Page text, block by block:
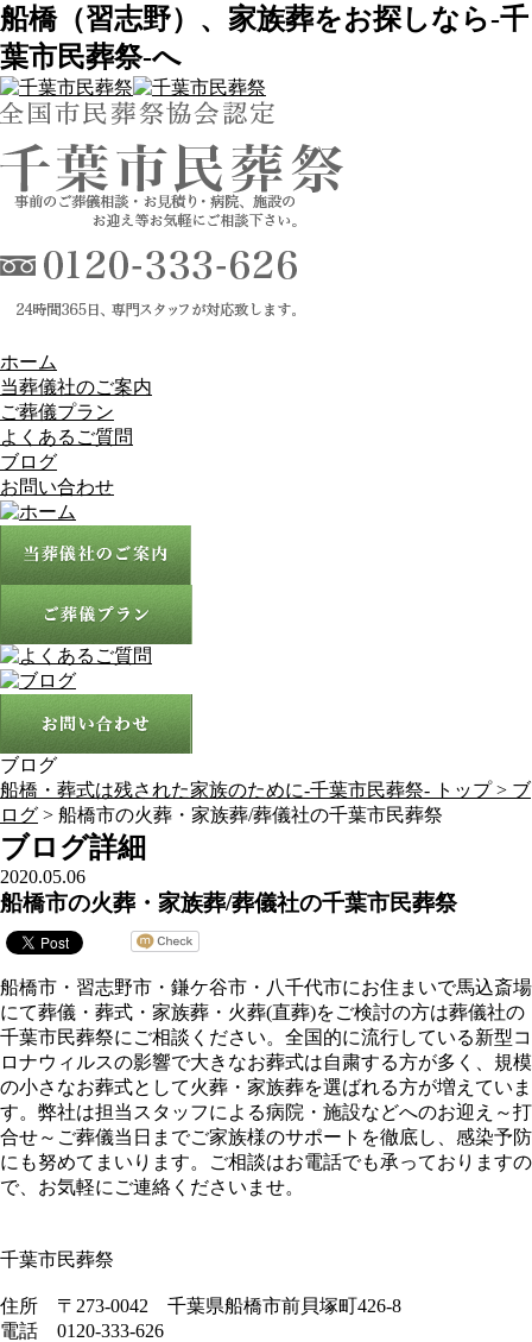
船橋（習志野）、家族葬をお探しなら-千
葉市民葬祭-へ
ホーム
当葬儀社のご案内
ご葬儀プラン
よくあるご質問
ブログ
お問い合わせ
ブログ
船橋・葬式は残された家族のために-千葉市民葬祭- トップ > ブ
ログ > 船橋市の火葬・家族葬/葬儀社の千葉市民葬祭
ブログ詳細
2020.05.06
船橋市の火葬・家族葬/葬儀社の千葉市民葬祭
船橋市・習志野市・鎌ケ谷市・八千代市にお住まいで馬込斎場
にて葬儀・葬式・家族葬・火葬(直葬)をご検討の方は葬儀社の
千葉市民葬祭にご相談ください。全国的に流行している新型コ
ロナウィルスの影響で大きなお葬式は自粛する方が多く、規模
の小さなお葬式として火葬・家族葬を選ばれる方が増えていま
す。弊社は担当スタッフによる病院・施設などへのお迎え～打
合せ～ご葬儀当日までご家族様のサポートを徹底し、感染予防
にも努めてまいります。ご相談はお電話でも承っておりますの
で、お気軽にご連絡くださいませ。
千葉市民葬祭
住所 〒273-0042 千葉県船橋市前貝塚町426-8
電話 0120-333-626